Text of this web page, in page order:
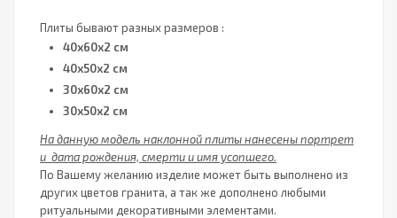
Плиты бывают разных размеров :
40х60х2 см
40х50х2 см
30х60х2 см
30х50х2 см
На данную модель наклонной плиты нанесены портрет
и дата рождения, смерти и имя усопшего.
По Вашему желанию изделие может быть выполнено из
других цветов гранита, а так же дополнено любыми
ритуальными декоративными элементами.